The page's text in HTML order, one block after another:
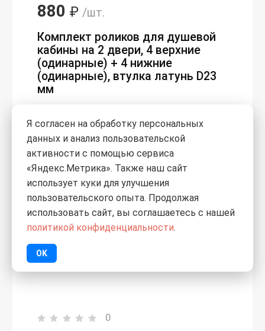
880 ₽ /шт.
Комплект роликов для душевой
кабины на 2 двери, 4 верхние
(одинарные) + 4 нижние
(одинарные), втулка латунь D23
мм
0
Я согласен на обработку персональных
данных и анализ пользовательской
активности с помощью сервиса
«Яндекс.Метрика». Также наш сайт
использует куки для улучшения
пользовательского опыта. Продолжая
использовать сайт, вы соглашаетесь с нашей
политикой конфиденциальности.
OK